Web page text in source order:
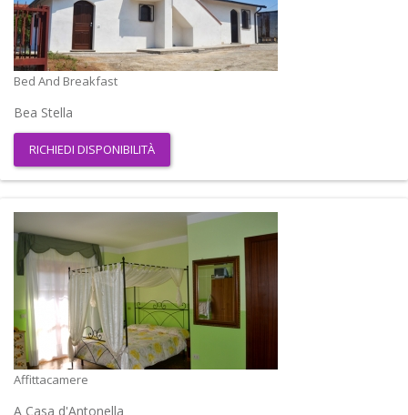
Bed And Breakfast
Bea Stella
RICHIEDI DISPONIBILITÀ
Affittacamere
A Casa d'Antonella